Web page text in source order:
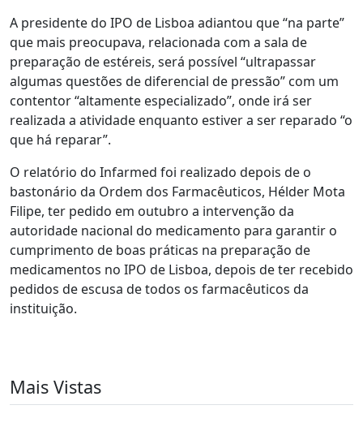
A presidente do IPO de Lisboa adiantou que “na parte”
que mais preocupava, relacionada com a sala de
preparação de estéreis, será possível “ultrapassar
algumas questões de diferencial de pressão” com um
contentor “altamente especializado”, onde irá ser
realizada a atividade enquanto estiver a ser reparado “o
que há reparar”.
O relatório do Infarmed foi realizado depois de o
bastonário da Ordem dos Farmacêuticos, Hélder Mota
Filipe, ter pedido em outubro a intervenção da
autoridade nacional do medicamento para garantir o
cumprimento de boas práticas na preparação de
medicamentos no IPO de Lisboa, depois de ter recebido
pedidos de escusa de todos os farmacêuticos da
instituição.
Mais Vistas